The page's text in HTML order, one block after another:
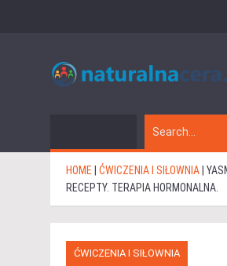
HOME ĆWICZENIA I SIŁOWNIA
RECEPTY. TERAPIA HORMONALNA.
ĆWICZENIA I SIŁOWNIA